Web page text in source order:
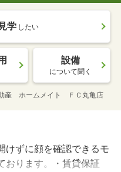
学 したい
設備
について聞く
動産 ホームメイト ＦＣ丸亀店
けずに顔を確認できるモ
おります。・賃貸保証